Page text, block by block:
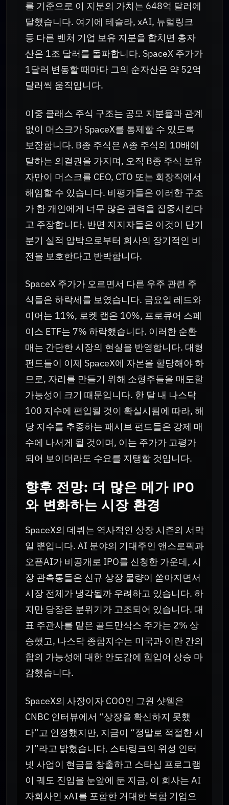
를 기준으로 이 지분의 가치는 648억 달러에
달했습니다. 여기에 테슬라, xAI, 뉴럴링크
등 다른 벤처 기업 보유 지분을 합치면 총자
산은 1조 달러를 돌파합니다. SpaceX 주가가
1달러 변동할 때마다 그의 순자산은 약 52억
달러씩 움직입니다.
이중 클래스 주식 구조는 공모 지분율과 관계
없이 머스크가 SpaceX를 통제할 수 있도록
보장합니다. B종 주식은 A종 주식의 10배에
달하는 의결권을 가지며, 오직 B종 주식 보유
자만이 머스크를 CEO, CTO 또는 회장직에서
해임할 수 있습니다. 비평가들은 이러한 구조
가 한 개인에게 너무 많은 권력을 집중시킨다
고 주장합니다. 반면 지지자들은 이것이 단기
분기 실적 압박으로부터 회사의 장기적인 비
전을 보호한다고 반박합니다.
SpaceX 주가가 오르면서 다른 우주 관련 주
식들은 하락세를 보였습니다. 금요일 레드와
이어는 11%, 로켓 랩은 10%, 프로큐어 스페
이스 ETF는 7% 하락했습니다. 이러한 순환
매는 간단한 시장의 현실을 반영합니다. 대형
펀드들이 이제 SpaceX에 자본을 할당해야 하
므로, 자리를 만들기 위해 소형주들을 매도할
가능성이 크기 때문입니다. 한 달 내 나스닥
100 지수에 편입될 것이 확실시됨에 따라, 해
당 지수를 추종하는 패시브 펀드들은 강제 매
수에 나서게 될 것이며, 이는 주가가 고평가
되어 보이더라도 수요를 지탱할 것입니다.
향후 전망: 더 많은 메가 IPO
와 변화하는 시장 환경
SpaceX의 데뷔는 역사적인 상장 시즌의 서막
일 뿐입니다. AI 분야의 기대주인 앤스로픽과
오픈AI가 비공개로 IPO를 신청한 가운데, 시
장 관측통들은 신규 상장 물량이 쏟아지면서
시장 전체가 냉각될까 우려하고 있습니다. 하
지만 당장은 분위기가 고조되어 있습니다. 대
표 주관사를 맡은 골드만삭스 주가는 2% 상
승했고, 나스닥 종합지수는 미국과 이란 간의
합의 가능성에 대한 안도감에 힘입어 상승 마
감했습니다.
SpaceX의 사장이자 COO인 그윈 샷웰은
CNBC 인터뷰에서 “상장을 확신하지 못했
다”고 인정했지만, 지금이 “정말로 적절한 시
기”라고 밝혔습니다. 스타링크의 위성 인터
넷 사업이 현금을 창출하고 스타십 프로그램
이 궤도 진입을 눈앞에 둔 지금, 이 회사는 AI
자회사인 xAI를 포함한 거대한 복합 기업으